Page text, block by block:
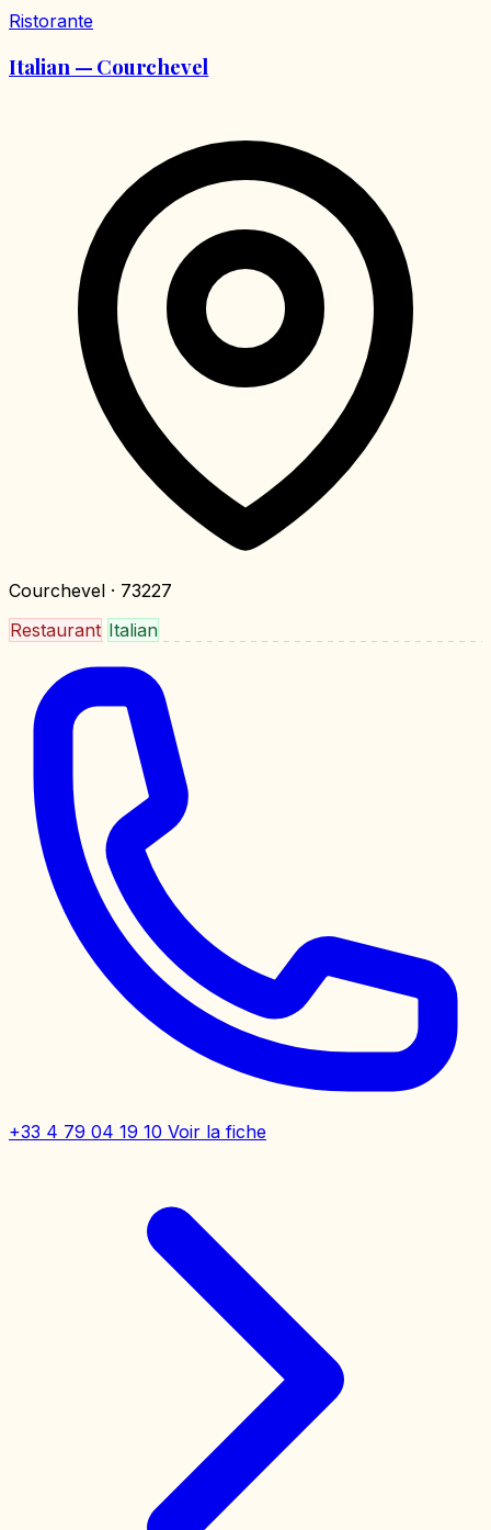
Ristorante
Italian — Courchevel
Courchevel · 73227
Restaurant Italian
+33 4 79 04 19 10 Voir la fiche